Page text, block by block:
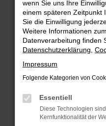
Hier sind ein paar
Überprüfe deine
Laden andere
Suchmaschine?
Prüfe deine
können das Laden
verhindern.
anderen Browser
wenn Sie uns Ihre
einem späteren Zeitpunkt
Sie die Einwilligung
Weitere Informationen
Datenverarbeitung finden
Datenschutzerklärung
Impressum
Folgende Kategorien von
Essentiell
Diese Technologien
Kernfunktionalität der